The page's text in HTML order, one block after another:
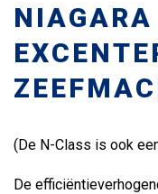
(De N-Class is ook
De